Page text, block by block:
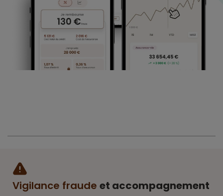
Vigilance fraude et accompagnement